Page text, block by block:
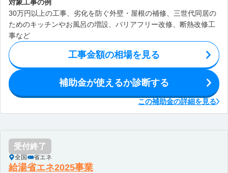
対象工事の例
30万円以上の工事、劣化を防ぐ外壁・屋根の補修、三世代同居の
ためのキッチンやお風呂の増設、バリアフリー改修、断熱改修工
事など
工事金額の相場を見る
補助金が使えるか診断する
この補助金の詳細を見る
受付終了
全国 省エネ
給湯省エネ2025事業